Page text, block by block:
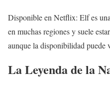
Disponible en Netflix: Elf es
en muchas regiones y suele
aunque la disponibilidad puede
La Leyenda de la